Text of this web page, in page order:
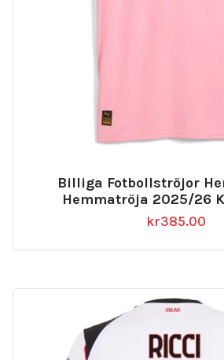
Billiga Fotbollströjor
Hemmatröja 2025/26
kr385.00